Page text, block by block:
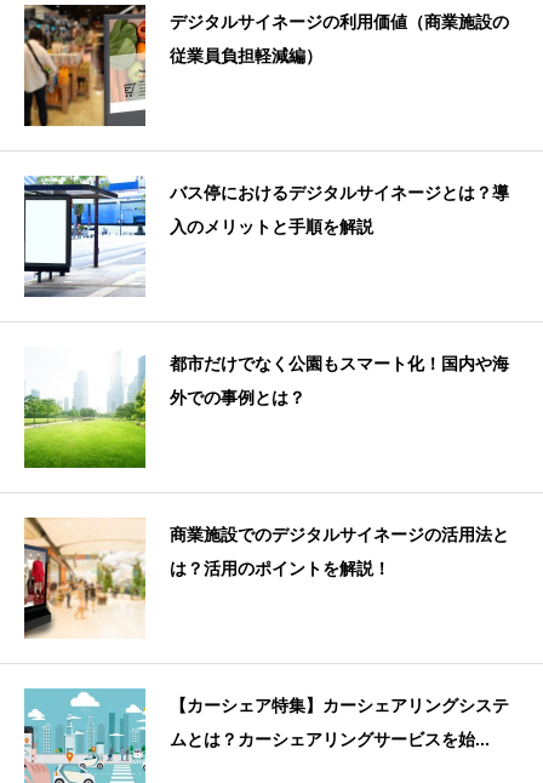
デジタルサイネージの利用価値（商業施設の
従業員負担軽減編）
バス停におけるデジタルサイネージとは？導
入のメリットと手順を解説
都市だけでなく公園もスマート化！国内や海
外での事例とは？
商業施設でのデジタルサイネージの活用法と
は？活用のポイントを解説！
【カーシェア特集】カーシェアリングシステ
ムとは？カーシェアリングサービスを始...